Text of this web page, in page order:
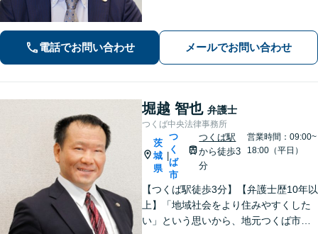
対応できます
電話でお問い合わせ メールでお問い合わせ
堀越 智也 弁護士
つくば中央法律事務所
茨
城
県
つ
く
ば
市
つくば駅
から徒歩3
分
営業時間：09:00~
18:00（平日）
【つくば駅徒歩3分】【弁護士歴10年以
上】「地域社会をより住みやすくした
い」という思いから、地元つくば市で